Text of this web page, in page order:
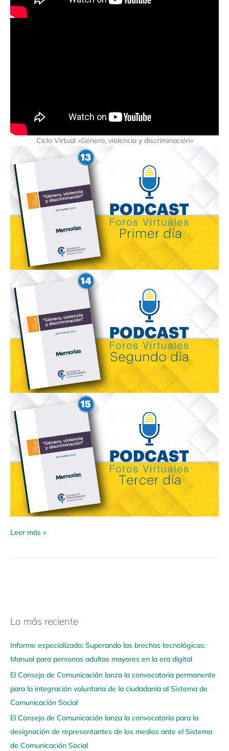
Ciclo Virtual «Género, violencia y discriminación»
Leer más »
Lo más reciente
Informe especializado: Superando las brechas tecnológicas:
Manual para personas adultas mayores en la era digital
El Consejo de Comunicación lanza la convocatoria permanente
para la integración voluntaria de la ciudadanía al Sistema de
Comunicación Social
El Consejo de Comunicación lanza la convocatoria para la
designación de representantes de los medios ante el Sistema
de Comunicación Social
N
v
e
g
a
a
q
u
í